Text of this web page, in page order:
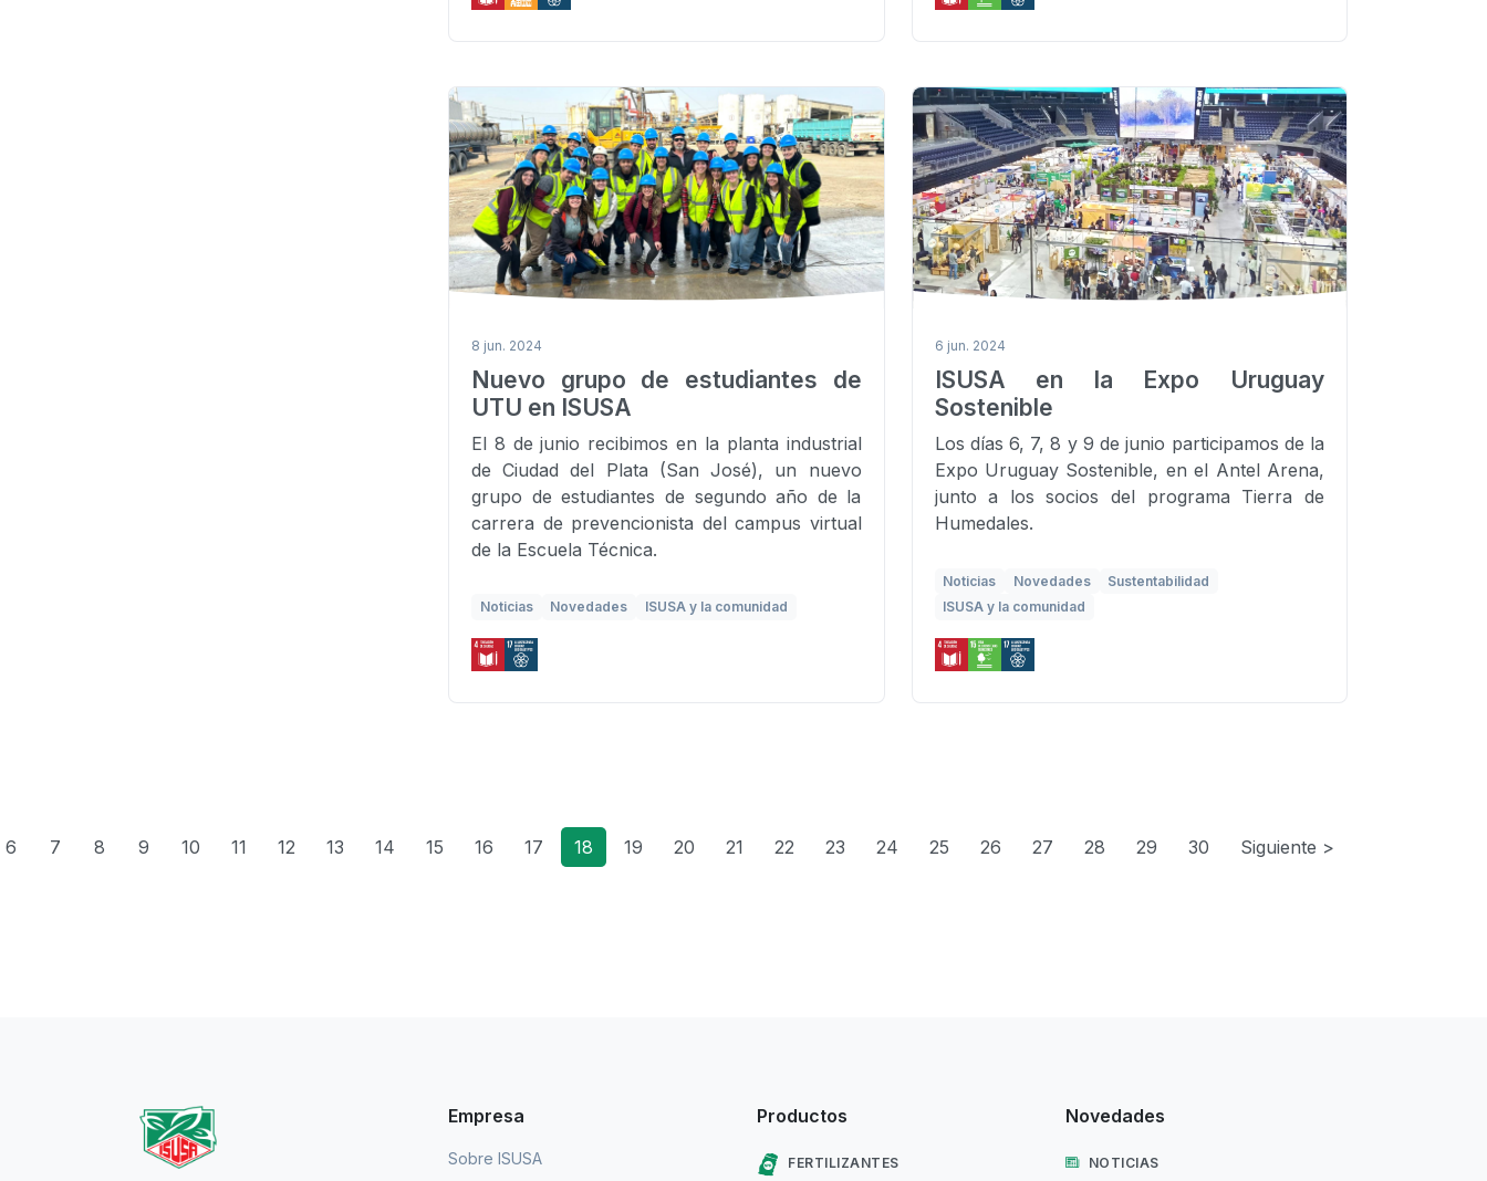
8 jun. 2024
Nuevo grupo de estudiantes de
UTU en ISUSA
El 8 de junio recibimos en la planta industrial
de Ciudad del Plata (San José), un nuevo
grupo de estudiantes de segundo año de la
carrera de prevencionista del campus virtual
de la Escuela Técnica.
Noticias Novedades ISUSA y la comunidad
6 jun. 2024
ISUSA en la Expo Uruguay
Sostenible
Los días 6, 7, 8 y 9 de junio participamos de la
Expo Uruguay Sostenible, en el Antel Arena,
junto a los socios del programa Tierra de
Humedales.
Noticias Novedades
Sustentabilidad
ISUSA y la comunidad
6 7 8 9 10 11 12 13 14 15 16 17 18 19 20 21 22 23 24 25 26 27 28 29 30 Siguiente >
Empresa
Sobre ISUSA
Productos
FERTILIZANTES
Novedades
NOTICIAS